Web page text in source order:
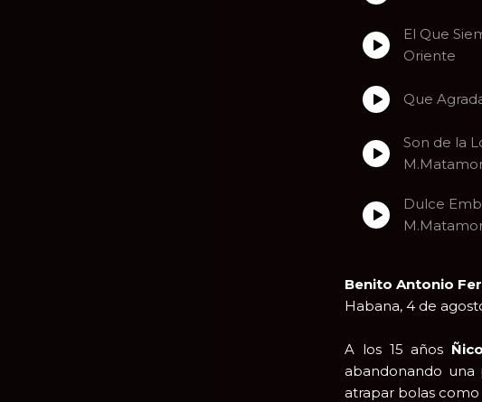
El Que
Oriente
Que
Son de la
Dulce
Benito Antonio
Habana, 4 de
A los 15 años
abandonando una
atrapar bolas